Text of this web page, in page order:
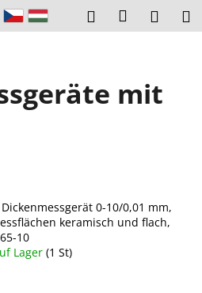
SuchenLogin
mit
0-10/0,01 mm,
keramisch und flach,
10
Lager (1 St)